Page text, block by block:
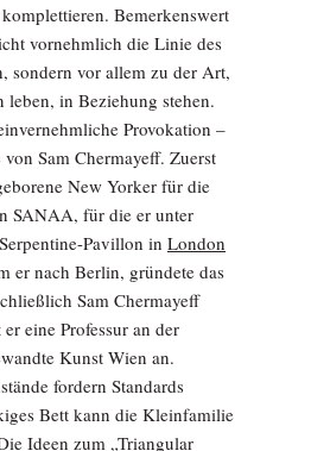
Bemerkenswert
vornehmlich die Linie des
sondern vor allem zu der Art,
leben, in Beziehung stehen.
Provokation –
Sam Chermayeff. Zuerst
New Yorker für die
SANAA, für die er unter
Pavillon in London
er nach Berlin, gründete das
Sam Chermayeff
eine Professur an der
Kunst Wien an.
fordern Standards
Bett kann die Kleinfamilie
Ideen zum „Triangular